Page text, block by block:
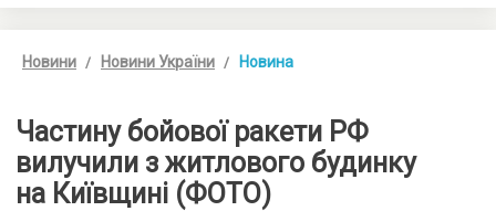
Новини Новини України Новина
Частину бойової ракети РФ
вилучили з житлового будинку
на Київщині (ФОТО)